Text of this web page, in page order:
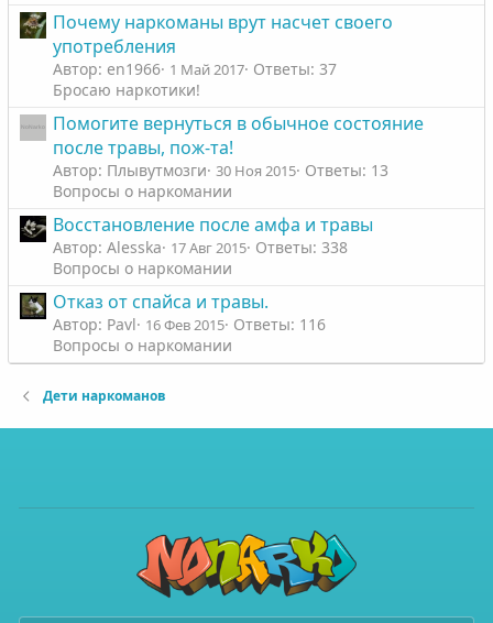
Почему наркоманы врут насчет своего
употребления
Автор: en1966 1 Май 2017 Ответы: 37
Бросаю наркотики!
Помогите вернуться в обычное состояние
после травы, пож-та!
Автор: Плывутмозги 30 Ноя 2015 Ответы: 13
Вопросы о наркомании
Восстановление после амфа и травы
Автор: Alesska 17 Авг 2015 Ответы: 338
Вопросы о наркомании
Отказ от спайса и травы.
Автор: Pavl 16 Фев 2015 Ответы: 116
Вопросы о наркомании
Дети наркоманов